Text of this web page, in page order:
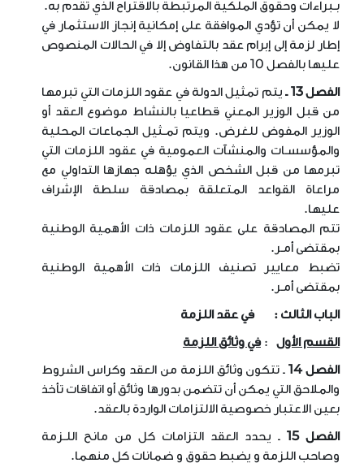
بـبراءات وحقوق الملكية المرتبطة بالاقتراح الذي تقدم به.
لا يمكن أن تؤدي الموافقة على إمكانية إنجاز الاستثمار في
إطار لزمة إلى إبرام عقد بالتفاوض إلا في الحالات المنصوص
عليها بالفصل 10 من هذا القانون
.
الفصل 13 ـ
يتم تمثيل الدولة في عقود اللزمات التي تبرمها
من قبل الوزير المعني قطاعيا بالنشاط موضوع العقد أو
الوزير المفوض للغرض. ويتم تمـثيل الجماعات المحلية
والمؤسسـات والمنشآت العمومية في عقود اللزمات التي
تبرمها من قبل الشخص الذي يؤهله جهازها التداولي مع
مراعاة القواعد المتعلقة بمصادقة سلطة الإشراف
عليها.
تتم المصادقة على عقود اللزمات ذات الأهمية الوطنية
بمقتضى أمـر .
تضبط معايير تصنيف اللزمات ذات الأهمية الوطنية
بمقتضى أمـر .
الباب الثالث :في عقد اللزمة
القسم الأول :في وثائق اللزمة
الفصل 14
ـ تتكون وثائق اللزمة من العقد وكراس الشروط
والملاحق التي يمكن أن تتضمن بدورها وثائق أو اتفاقات تأخذ
بعين الاعتبار خصوصية الالتزامات الواردة بالعقد.
الفصل 15
ـ يحدد العقد التزامات كل من مانح اللـزمة
وصاحب اللزمة و يضبط حقوق و ضمانات كل منهما.